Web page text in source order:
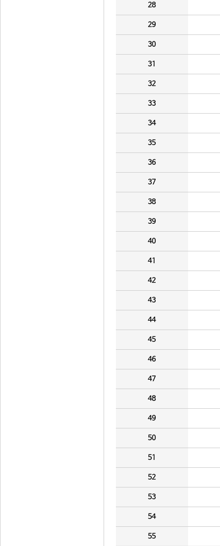
28
29
30
31
32
33
34
35
36
37
38
39
40
41
42
43
44
45
46
47
48
49
50
51
52
53
54
55